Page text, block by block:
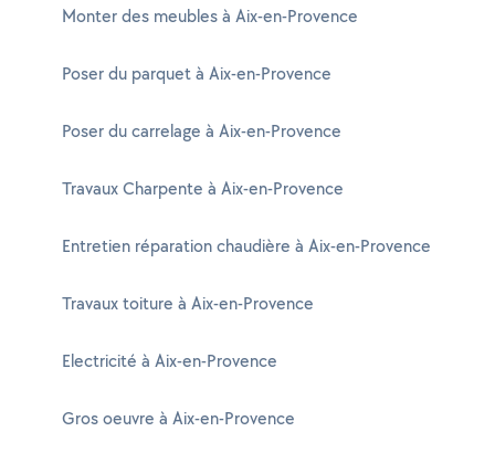
Monter des meubles à Aix-en-Provence
Poser du parquet à Aix-en-Provence
Poser du carrelage à Aix-en-Provence
Travaux Charpente à Aix-en-Provence
Entretien réparation chaudière à Aix-en-Provence
Travaux toiture à Aix-en-Provence
Electricité à Aix-en-Provence
Gros oeuvre à Aix-en-Provence